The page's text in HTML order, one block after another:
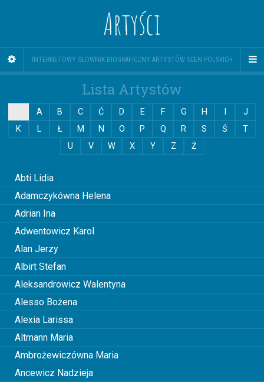
Artyści
INTERNETOWY SŁOWNIK BIOGRAFICZNY ARTYSTÓW SCEN POLSKICH
Lista Artystów
A B C Ć D E F G H
J
K
L Ł M N O P Q R S Ś
T
U
V W X Y Z Ż
Abti Lidia
Adamczykówna Helena
Adrian Ina
Adwentowicz Karol
Alan Jerzy
Albirt Stefan
Aleksandrowicz Walentyna
Alesso Bożena
Alexia Larissa
Altmann Maria
Ambrożewiczówna Maria
Ancewicz Nadzieja